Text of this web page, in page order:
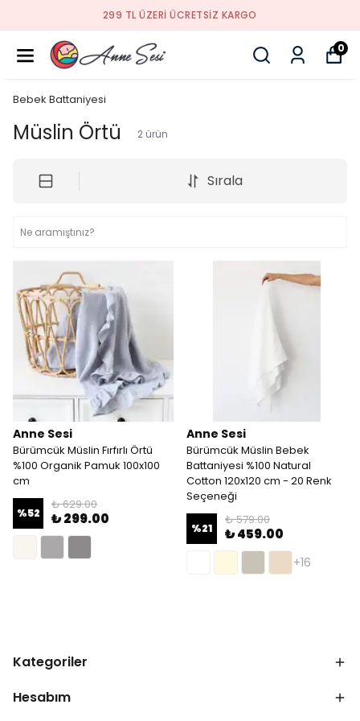
299 TL ÜZERI ÜCRETSIZ KARGO
0
Bebek Battaniyesi
Müslin Örtü 2 ürün
Sırala
Anne Sesi
Bürümcük Müslin Fırfırlı Örtü
%100 Organik Pamuk 100x100
cm
%52
₺ 629.00
₺ 299.00
Anne Sesi
Bürümcük Müslin Bebek
Battaniyesi %100 Natural
Cotton 120x120 cm - 20 Renk
Seçeneği
%21
₺ 579.00
₺ 459.00
+16
Kategoriler
Hesabım